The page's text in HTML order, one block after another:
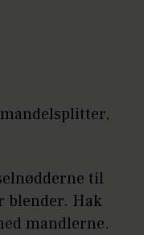
til
blender. Hak
mandlerne.